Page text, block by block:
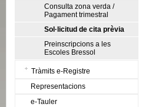
Consulta zona verda /
Pagament trimestral
Sol·licitud de cita prèvia
Preinscripcions a les
Escoles Bressol
Tràmits e-Registre
Representacions
e-Tauler